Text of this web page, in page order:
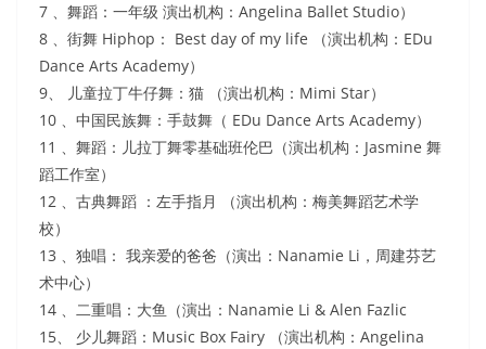
7 、舞蹈：一年级 演出机构：Angelina Ballet Studio）
8 、街舞 Hiphop： Best day of my life （演出机构：EDu
Dance Arts Academy）
9、 儿童拉丁牛仔舞：猫 （演出机构：Mimi Star）
10 、中国民族舞：手鼓舞（ EDu Dance Arts Academy）
11 、舞蹈：儿拉丁舞零基础班伦巴（演出机构：Jasmine 舞
蹈工作室）
12 、古典舞蹈 ：左手指月 （演出机构：梅美舞蹈艺术学
校）
13 、独唱： 我亲爱的爸爸（演出：Nanamie Li，周建芬艺
术中心）
14 、二重唱：大鱼（演出：Nanamie Li & Alen Fazlic
15、 少儿舞蹈：Music Box Fairy （演出机构：Angelina